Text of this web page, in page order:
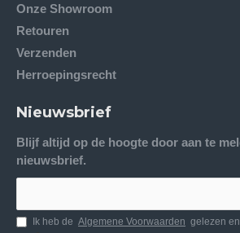
Onze Showroom
Retouren
Verzenden
Herroepingsrecht
Nieuwsbrief
Blijf altijd op de hoogte door aan te
nieuwsbrief.
Ik heb de Algemene Voorwaarden gelezen